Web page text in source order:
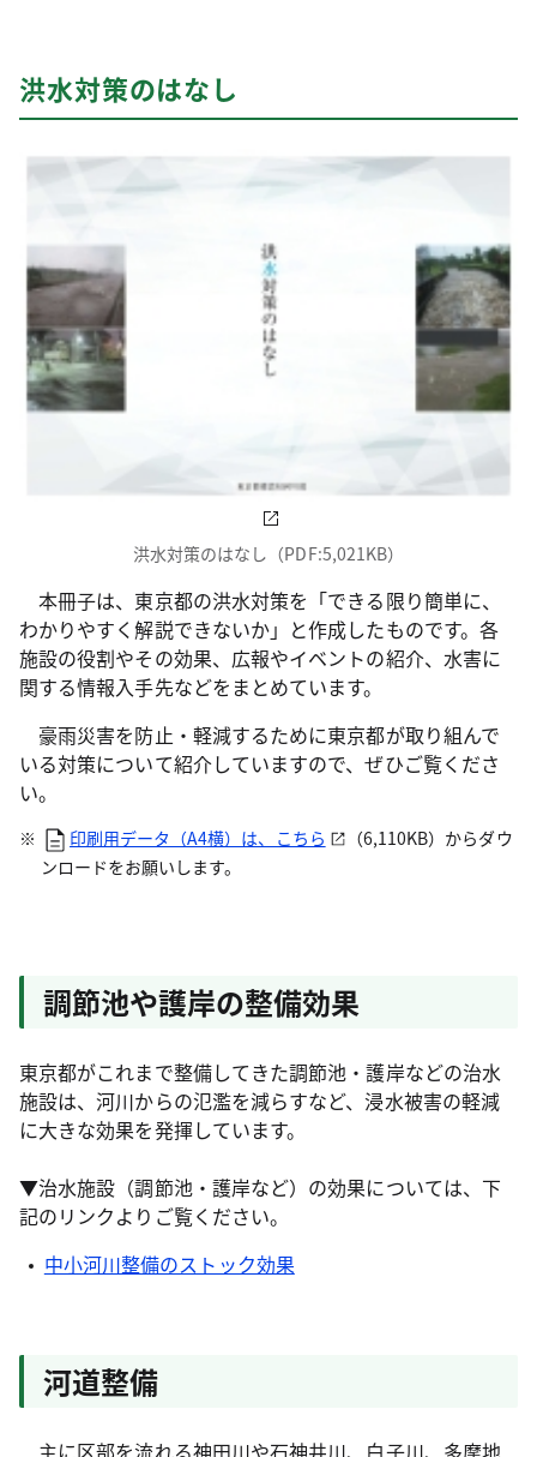
洪水対策のはなし
洪水対策のはなし（PDF:5,021KB）
本冊子は、東京都の洪水対策を「できる限り簡単に、
わかりやすく解説できないか」と作成したものです。各
施設の役割やその効果、広報やイベントの紹介、水害に
関する情報入手先などをまとめています。
豪雨災害を防止・軽減するために東京都が取り組んで
いる対策について紹介していますので、ぜひご覧くださ
い。
印刷用データ（A4横）は、こちら
（6,110KB）からダウ
ンロードをお願いします。
調節池や護岸の整備効果
東京都がこれまで整備してきた調節池・護岸などの治水
施設は、河川からの氾濫を減らすなど、浸水被害の軽減
に大きな効果を発揮しています。
▼治水施設（調節池・護岸など）の効果については、下
記のリンクよりご覧ください。
中小河川整備のストック効果
河道整備